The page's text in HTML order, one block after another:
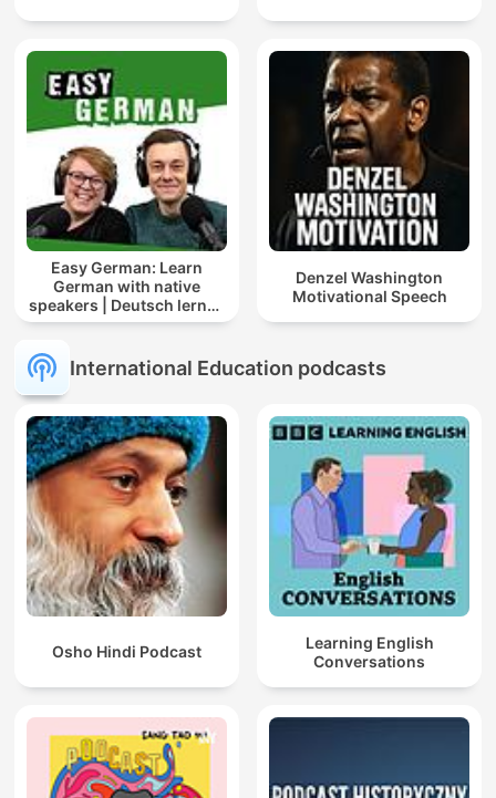
Easy German: Learn
German with native
speakers | Deutsch lernen
mit Muttersprachlern
Denzel Washington
Motivational Speech
International Education podcasts
Osho Hindi Podcast
Learning English
Conversations